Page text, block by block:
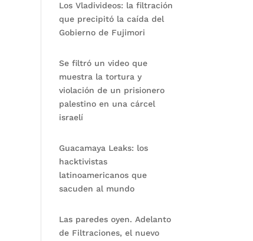
Los Vladivideos: la filtración
que precipitó la caída del
Gobierno de Fujimori
Se filtró un video que
muestra la tortura y
violación de un prisionero
palestino en una cárcel
israelí
Guacamaya Leaks: los
hacktivistas
latinoamericanos que
sacuden al mundo
Las paredes oyen. Adelanto
de Filtraciones, el nuevo